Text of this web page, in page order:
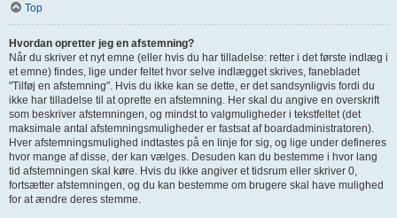
Top
Hvordan opretter jeg en afstemning?
Når du skriver et nyt emne (eller hvis du har tilladelse: retter i det første indlæg i
et emne) findes, lige under feltet hvor selve indlægget skrives, fanebladet
"Tilføj en afstemning". Hvis du ikke kan se dette, er det sandsynligvis fordi du
ikke har tilladelse til at oprette en afstemning. Her skal du angive en overskrift
som beskriver afstemningen, og mindst to valgmuligheder i tekstfeltet (det
maksimale antal afstemningsmuligheder er fastsat af boardadministratoren).
Hver afstemningsmulighed indtastes på en linje for sig, og lige under defineres
hvor mange af disse, der kan vælges. Desuden kan du bestemme i hvor lang
tid afstemningen skal køre. Hvis du ikke angiver et tidsrum eller skriver 0,
fortsætter afstemningen, og du kan bestemme om brugere skal have mulighed
for at ændre deres stemme.